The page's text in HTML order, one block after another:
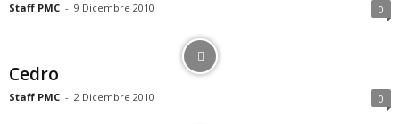
Staff PMC - 9 Dicembre 2010 0
Cedro
Staff PMC - 2 Dicembre 2010 0